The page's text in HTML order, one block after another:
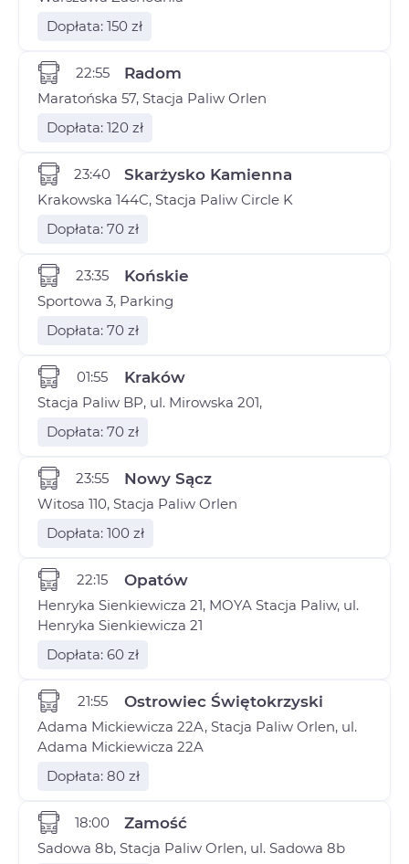
Dopłata: 150 zł
22:55 Radom
Maratońska 57, Stacja Paliw Orlen
Dopłata: 120 zł
23:40 Skarżysko Kamienna
Krakowska 144C, Stacja Paliw Circle K
Dopłata: 70 zł
23:35 Końskie
Sportowa 3, Parking
Dopłata: 70 zł
01:55 Kraków
Stacja Paliw BP, ul. Mirowska 201,
Dopłata: 70 zł
23:55 Nowy Sącz
Witosa 110, Stacja Paliw Orlen
Dopłata: 100 zł
22:15 Opatów
Henryka Sienkiewicza 21, MOYA Stacja Paliw, ul.
Henryka Sienkiewicza 21
Dopłata: 60 zł
21:55 Ostrowiec Świętokrzyski
Adama Mickiewicza 22A, Stacja Paliw Orlen, ul.
Adama Mickiewicza 22A
Dopłata: 80 zł
18:00 Zamość
Sadowa 8b, Stacja Paliw Orlen, ul. Sadowa 8b